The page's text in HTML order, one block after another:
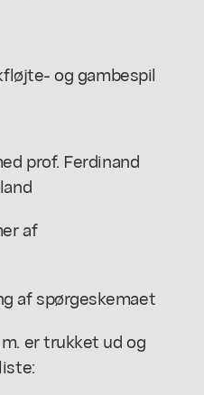
og gambespil
prof. Ferdinand
af
af spørgeskemaet
er trukket ud og